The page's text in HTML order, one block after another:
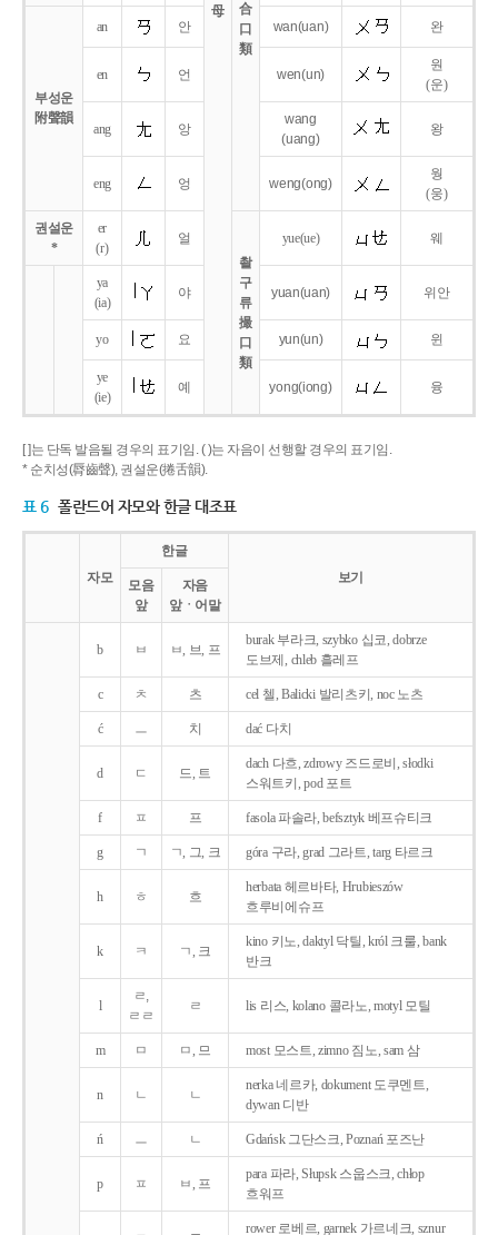
母
合
口
類
부성운
附聲韻
an 안 wan(uan) 완
en 언 wen(un)
원
(운)
ang 앙
wang
(uang)
왕
eng 엉 weng(ong)
웡
(웅)
권설운
*
er
(r)
얼
촬
구
류
撮
口
類
yue(ue) 웨
ya
(ia)
야 yuan(uan) 위안
yo 요 yun(un) 윈
ye
(ie)
예 yong(iong) 융
[ ]는 단독 발음될 경우의 표기임. ( )는 자음이 선행할 경우의 표기임.
* 순치성(脣齒聲), 권설운(捲舌韻).
표 6 폴란드어 자모와 한글 대조표
자모
한글
보기
모음
앞
자음
앞ㆍ어말
b ㅂ ㅂ, 브, 프
burak 부라크, szybko 십코, dobrze
도브제, chleb 흘레프
c ㅊ 츠 cel 첼, Balicki 발리츠키, noc 노츠
ć ㅡ 치 dać 다치
d ㄷ 드, 트
dach 다흐, zdrowy 즈드로비, słodki
스워트키, pod 포트
f ㅍ 프 fasola 파솔라, befsztyk 베프슈티크
g ㄱ ㄱ, 그, 크 góra 구라, grad 그라트, targ 타르크
h ㅎ 흐
herbata 헤르바타, Hrubieszów
흐루비에슈프
k ㅋ ㄱ, 크
kino 키노, daktyl 닥틸, król 크룰, bank
반크
l
ㄹ,
ㄹㄹ
ㄹ lis 리스, kolano 콜라노, motyl 모틸
m ㅁ ㅁ, 므 most 모스트, zimno 짐노, sam 삼
n ㄴ ㄴ
nerka 네르카, dokument 도쿠멘트,
dywan 디반
ń ㅡ ㄴ Gdańsk 그단스크, Poznań 포즈난
p ㅍ ㅂ, 프
para 파라, Słupsk 스웁스크, chłop
흐워프
rower 로베르, garnek 가르네크, sznur